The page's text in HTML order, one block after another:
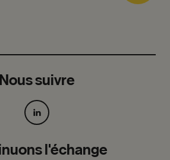
Nous suivre
l'échange